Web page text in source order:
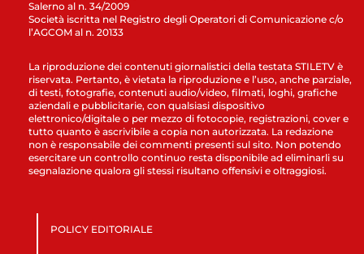
Salerno al n. 34/2009
Società iscritta nel Registro degli Operatori di Comunicazione c/o
l’AGCOM al n. 20133
La riproduzione dei contenuti giornalistici della testata STILETV è
riservata. Pertanto, è vietata la riproduzione e l’uso, anche parziale,
di testi, fotografie, contenuti audio/video, filmati, loghi, grafiche
aziendali e pubblicitarie, con qualsiasi dispositivo
elettronico/digitale o per mezzo di fotocopie, registrazioni, cover e
tutto quanto è ascrivibile a copia non autorizzata. La redazione
non è responsabile dei commenti presenti sul sito. Non potendo
esercitare un controllo continuo resta disponibile ad eliminarli su
segnalazione qualora gli stessi risultano offensivi e oltraggiosi.
POLICY EDITORIALE